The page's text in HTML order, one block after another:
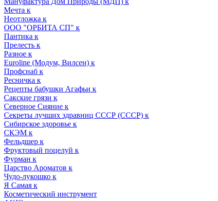
Мечта к
Неотложка к
ООО "ОРБИТА СП" к
Пантика к
Прелесть к
Разное к
Euroline (Модум, Вилсен) к
Профснаб к
Ресничка к
Рецепты бабушки Агафьи к
Сакские грязи к
Северное Сияние к
Секреты лучших здравниц СССР (СССР) к
Сибирское здоровье к
СКЭМ к
Фельдшер к
Фруктовый поцелуй к
Фурман к
Царство Ароматов к
Чудо-лукошко к
Я Самая к
Косметический инструмент